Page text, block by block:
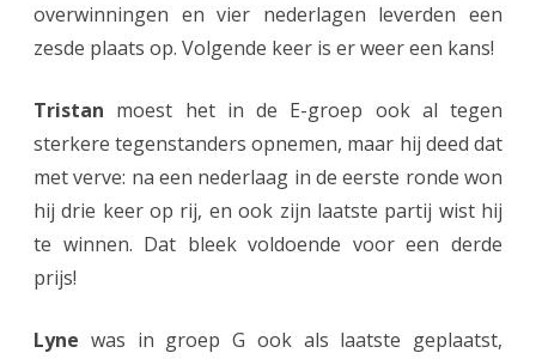
overwinningen en vier nederlagen leverden een
zesde plaats op. Volgende keer is er weer een kans!
Tristan moest het in de E-groep ook al tegen
sterkere tegenstanders opnemen, maar hij deed dat
met verve: na een nederlaag in de eerste ronde won
hij drie keer op rij, en ook zijn laatste partij wist hij
te winnen. Dat bleek voldoende voor een derde
prijs!
Lyne was in groep G ook als laatste geplaatst,